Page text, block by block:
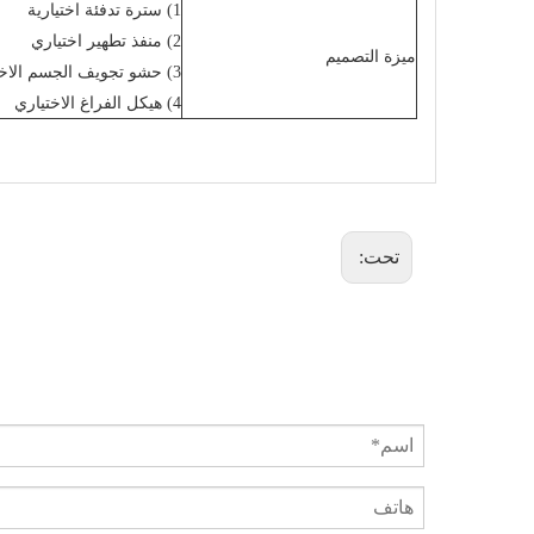
ميزة التصميم
1) سترة تدفئة اختيارية
2) منفذ تطهير اختياري
3) حشو تجويف الجسم الاختياري
4) هيكل الفراغ الاختياري
تحت: